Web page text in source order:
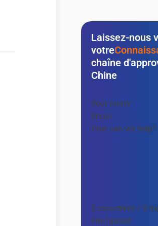
Laissez-nous
votre
chaîne
Chine
0 caractères / 0
File Upload